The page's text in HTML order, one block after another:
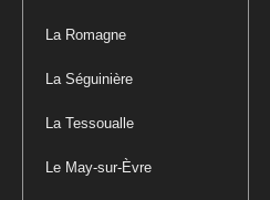
La Romagne
La Séguinière
La Tessoualle
Le May-sur-Èvre